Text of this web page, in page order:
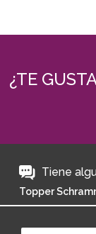
¿TE
Tiene
Topper